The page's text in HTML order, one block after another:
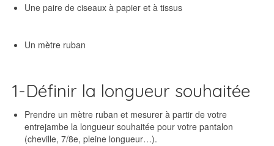
Une paire de ciseaux à papier et à tissus
Un mètre ruban
1-Définir la longueur souhaitée
Prendre un mètre ruban et mesurer à partir de votre
entrejambe la longueur souhaitée pour votre pantalon
(cheville, 7/8e, pleine longueur…).